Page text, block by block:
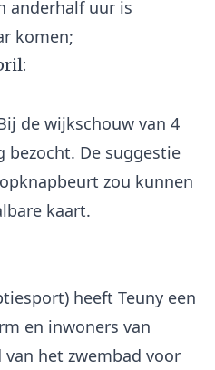
anderhalf uur is
de wijkschouw van 4
bezocht. De suggestie
zou kunnen
heeft Teuny een
en inwoners van
het zwembad voor